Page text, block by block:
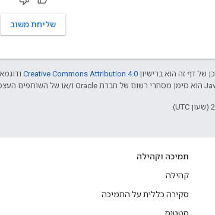
שליחת משוב
של דף זה הוא ברישיון Creative Commons Attribution 4.0
תמיכה וקהילה
קהילה
סקירה כללית על התמיכה